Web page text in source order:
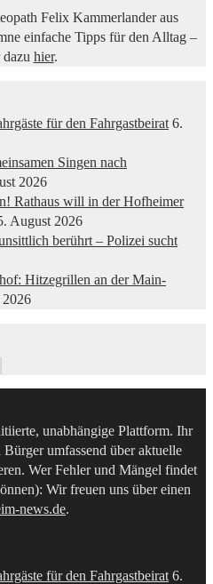
Felix Kammerlander aus
einfache Tipps für den Alltag –
dazu hier.
für den Fahrgastbeirat 6.
Singen nach
2026
Rathaus will in der Hofheimer
August 2026
berührt – Polizei sucht
Hitzegrillen an der Main-
2026
unabhängige Plattform. Ihr
umfassend über aktuelle
Wer Fehler und Mängel findet
Wir freuen uns über einen
news.de.
für den Fahrgastbeirat 6.